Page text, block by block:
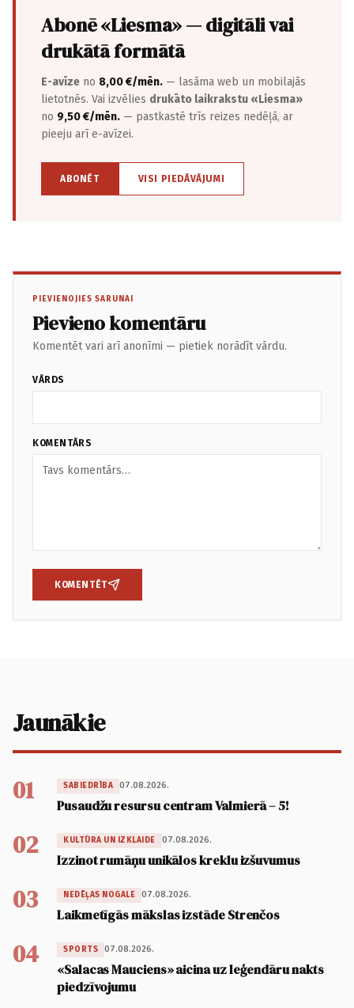
Abonē «Liesma» — digitāli vai
drukātā formātā
E-avīze no 8,00 €/mēn. — lasāma web un mobilajās
lietotnēs. Vai izvēlies drukāto laikrakstu «Liesma»
no 9,50 €/mēn. — pastkastē trīs reizes nedēļā, ar
pieeju arī e-avīzei.
ABONĒT VISI PIEDĀVĀJUMI
PIEVIENOJIES SARUNAI
Pievieno komentāru
Komentēt vari arī anonīmi — pietiek norādīt vārdu.
VĀRDS
KOMENTĀRS
KOMENTĒT
Jaunākie
01 SABIEDRĪBA 07.08.2026.
Pusaudžu resursu centram Valmierā – 5!
02 KULTŪRA UN IZKLAIDE 07.08.2026.
Izzinot rumāņu unikālos kreklu izšuvumus
03 NEDĒĻAS NOGALE 07.08.2026.
Laikmetīgās mākslas izstāde Strenčos
04 SPORTS 07.08.2026.
«Salacas Mauciens» aicina uz leģendāru nakts
piedzīvojumu